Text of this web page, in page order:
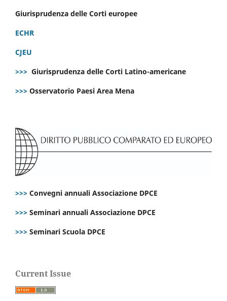
Giurisprudenza delle Corti europee
ECHR
CJEU
>>> Giurisprudenza delle Corti Latino-americane
>>> Osservatorio Paesi Area Mena
>>> Convegni annuali Associazione DPCE
>>> Seminari annuali Associazione DPCE
>>> Seminari Scuola DPCE
Current Issue